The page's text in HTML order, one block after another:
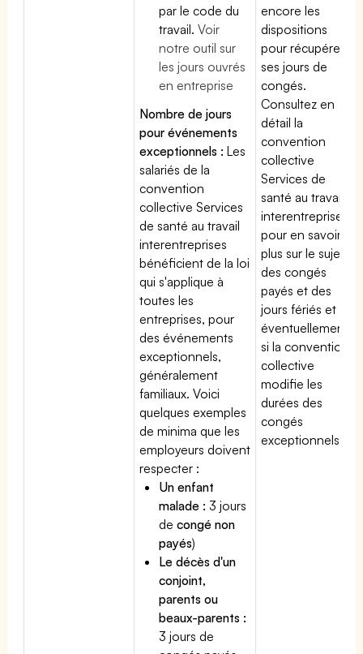
par le code du
travail.Voir
notre outil sur
les jours ouvrés
en entreprise
Nombre de jours
pour événements
exceptionnels : Les
salariés de la
convention
collective Services
de santé au travail
interentreprises
bénéficient de la loi
qui s'applique à
toutes les
entreprises, pour
des événements
exceptionnels,
généralement
familiaux. Voici
quelques exemples
de minima que les
employeurs doivent
respecter :
Un enfant
malade : 3 jours
decongé non
payés)
Le décès d'un
conjoint,
parents ou
beaux-parents :
3 jours de
encore les
dispositions
pour récupérer
ses jours de
congés.
Consultez en
détail la
convention
collective
Services de
santé au travail
interentreprises
pour en savoir
plus sur le sujet
des congés
payés et des
jours fériés et
éventuellement
si la convention
collective
modifie les
durées des
congés
exceptionnels.